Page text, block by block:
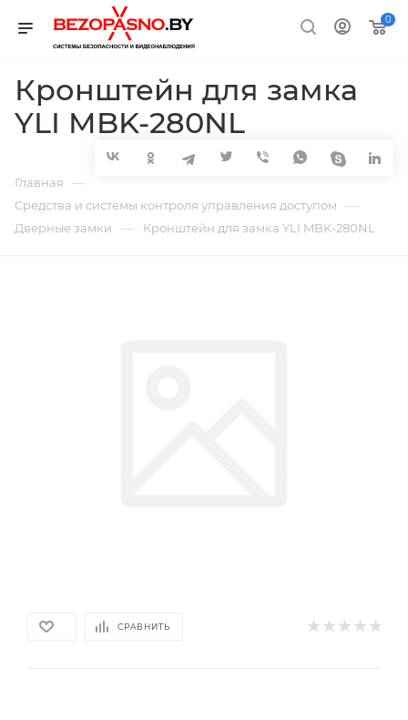
0
Кронштейн для замка
YLI MBK-280NL
Главная —
Средства и системы контроля управления доступом —
Дверные замки — Кронштейн для замка YLI MBK-280NL
СРАВНИТЬ